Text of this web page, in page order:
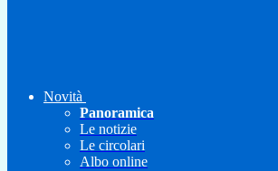
Novità
Panoramica
Le notizie
Le circolari
Albo online